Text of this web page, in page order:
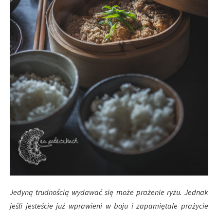
Jedyną trudnością wydawać się może prażenie ryżu. Jednak
jeśli jesteście już wprawieni w boju i zapamiętale prażycie